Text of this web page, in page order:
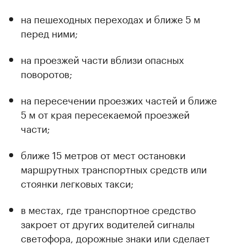
на пешеходных переходах и ближе 5 м
перед ними;
на проезжей части вблизи опасных
поворотов;
на пересечении проезжих частей и ближе
5 м от края пересекаемой проезжей
части;
ближе 15 метров от мест остановки
маршрутных транспортных средств или
стоянки легковых такси;
в местах, где транспортное средство
закроет от других водителей сигналы
светофора, дорожные знаки или сделает